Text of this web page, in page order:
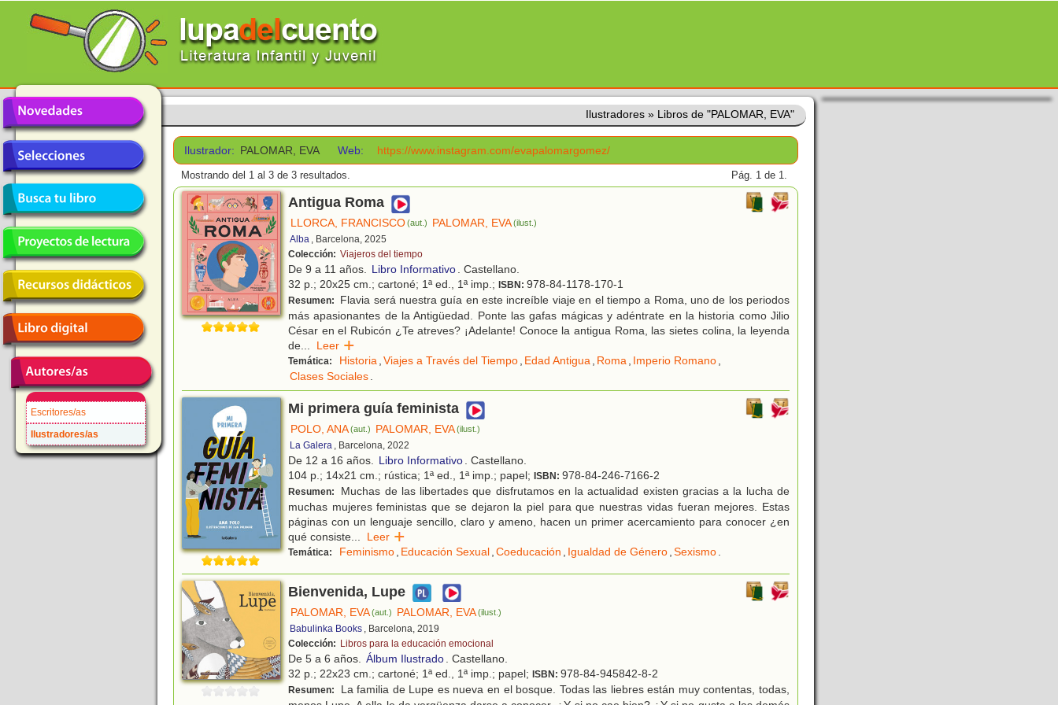
Escritores/as
Ilustradores/as
Ilustradores » Libros de "PALOMAR, EVA"
Ilustrador: PALOMAR, EVA Web: https://www.instagram.com/evapalomargomez/
Mostrando del 1 al 3 de 3 resultados. Pág. 1 de 1.
Antigua Roma
LLORCA, FRANCISCO(aut.) PALOMAR, EVA(ilust.)
Alba , Barcelona, 2025
Colección: Viajeros del tiempo
De 9 a 11 años. Libro Informativo. Castellano.
32 p.; 20x25 cm.; cartoné; 1ª ed., 1ª imp.; ISBN: 978-84-1178-170-1
Resumen:
Flavia será nuestra guía en este increíble viaje en el tiempo a Roma, uno de los periodos
más apasionantes de la Antigüedad. Ponte las gafas mágicas y adéntrate en la historia como Jilio
César en el Rubicón ¿Te atreves? ¡Adelante! Conoce la antigua Roma, las sietes colina, la leyenda
de... Leer
Temática: Historia,Viajes a Través del Tiempo, Edad Antigua, Roma, Imperio Romano,
Clases Sociales.
Mi primera guía feminista
POLO, ANA(aut.) PALOMAR, EVA(ilust.)
La Galera , Barcelona, 2022
De 12 a 16 años. Libro Informativo. Castellano.
104 p.; 14x21 cm.; rústica; 1ª ed., 1ª imp.; papel; ISBN: 978-84-246-7166-2
Resumen:
Muchas de las libertades que disfrutamos en la actualidad existen gracias a la lucha de
muchas mujeres feministas que se dejaron la piel para que nuestras vidas fueran mejores. Estas
páginas con un lenguaje sencillo, claro y ameno, hacen un primer acercamiento para conocer ¿en
qué consiste... Leer
Temática: Feminismo, Educación Sexual,Coeducación , Igualdad de Género,Sexismo.
Bienvenida, Lupe
PALOMAR, EVA(aut.) PALOMAR, EVA(ilust.)
Babulinka Books
, Barcelona, 2019
Colección: Libros para la educación emocional
De 5 a 6 años. Álbum Ilustrado
. Castellano.
32 p.; 22x23 cm.; cartoné; 1ª ed., 1ª imp.; papel; ISBN: 978-84-945842-8-2
Resumen:
La familia de Lupe es nueva en el bosque. Todas las liebres están muy contentas, todas,